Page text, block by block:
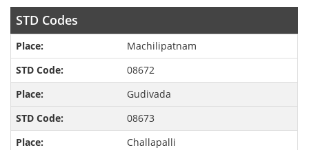
STD Codes
Machilipatnam
08672
Gudivada
08673
Challapalli